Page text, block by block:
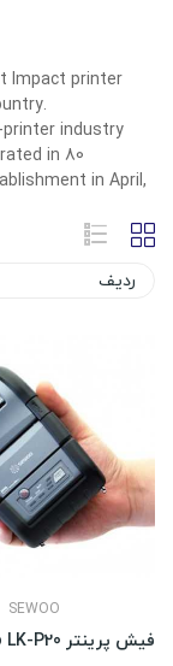
Impact printer
industry
in 80
in April,
ردیف
SEWOO
فیش پرینتر Sewoo LK-P20